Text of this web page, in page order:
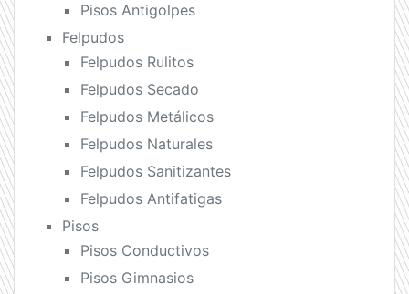
Pisos Antigolpes
Felpudos
Felpudos Rulitos
Felpudos Secado
Felpudos Metálicos
Felpudos Naturales
Felpudos Sanitizantes
Felpudos Antifatigas
Pisos
Pisos Conductivos
Pisos Gimnasios